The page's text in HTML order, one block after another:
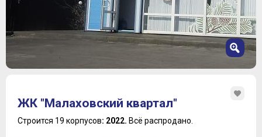
3
4
ЖК "Малаховский квартал"
Строится 19 корпусов: 2022. Всё распродано.